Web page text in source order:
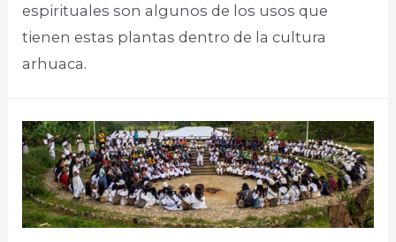
espirituales son algunos de los usos que
tienen estas plantas dentro de la cultura
arhuaca.